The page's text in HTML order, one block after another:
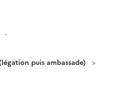
-
puis ambassade)